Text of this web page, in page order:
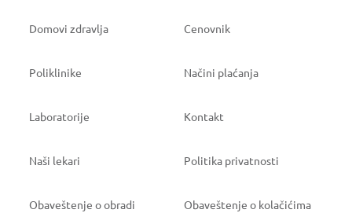
Domovi zdravlja Cenovnik
Poliklinike Načini plaćanja
Laboratorije Kontakt
Naši lekari Politika privatnosti
Obaveštenje o obradi
Obaveštenje o kolačićima